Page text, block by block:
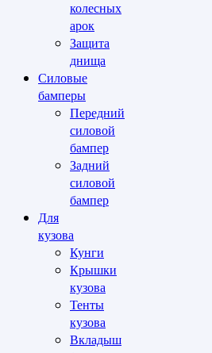
колесных
арок
Защита
днища
Силовые
бамперы
Передний
силовой
бампер
Задний
силовой
бампер
Для
кузова
Кунги
Крышки
кузова
Тенты
кузова
Вкладыш